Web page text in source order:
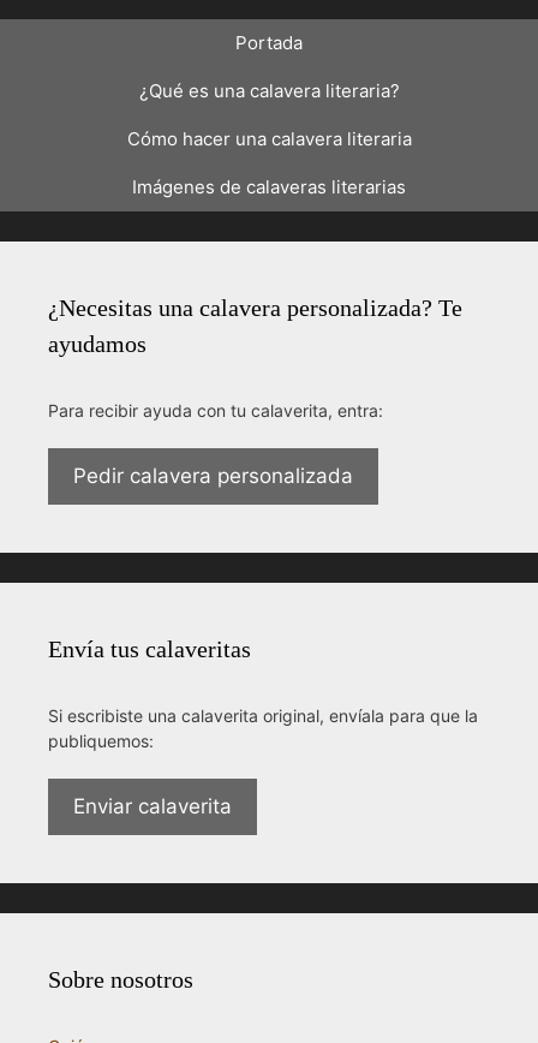
Portada
¿Qué es una calavera literaria?
Cómo hacer una calavera literaria
Imágenes de calaveras literarias
¿Necesitas una calavera personalizada? Te
ayudamos
Para recibir ayuda con tu calaverita, entra:
Pedir calavera personalizada
Envía tus calaveritas
Si escribiste una calaverita original, envíala para que la
publiquemos:
Enviar calaverita
Sobre nosotros